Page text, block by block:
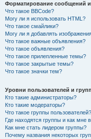
Форматирование сообщений
Что такое BBCode?
Могу ли я использовать HTML?
Что такое смайлики?
Могу ли я добавлять
Что такое важные объявления?
Что такое объявления?
Что такое прилепленные темы?
Что такое закрытые темы?
Что такое значки тем?
Уровни пользователей и
Кто такие администраторы?
Кто такие модераторы?
Что такое группы пользователей?
Где находятся группы и как мне
Как мне стать лидером группы?
Почему названия некоторых